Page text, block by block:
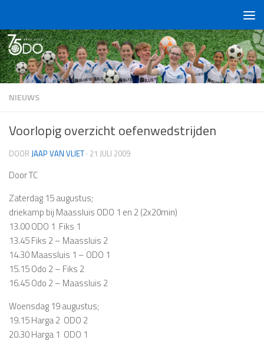
NIEUWS
Voorlopig overzicht oefenwedstrijden
DOOR JAAP VAN VLIET · 21 JULI 2009
Door TC
Zaterdag 15 augustus;
driekamp bij Maassluis ODO 1 en 2 (2x20min)
13.00 ODO 1  Fiks 1
13.45 Fiks 2 – Maassluis 2
14.30 Maassluis 1 – ODO 1
15.15 Odo 2 – Fiks 2
16.45 Odo 2 – Maassluis 2
Woensdag 19 augustus;
19.15 Harga 2  ODO 2
20.30 Harga 1  ODO 1